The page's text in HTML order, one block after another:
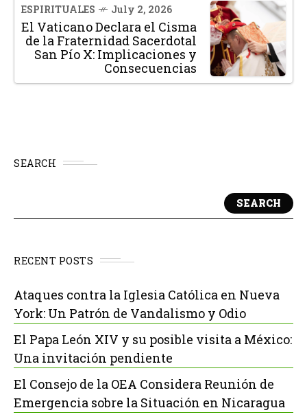
ESPIRITUALES July 2, 2026
El Vaticano Declara el Cisma
de la Fraternidad Sacerdotal
San Pío X: Implicaciones y
Consecuencias
SEARCH
SEARCH
RECENT POSTS
Ataques contra la Iglesia Católica en Nueva
York: Un Patrón de Vandalismo y Odio
El Papa León XIV y su posible visita a México:
Una invitación pendiente
El Consejo de la OEA Considera Reunión de
Emergencia sobre la Situación en Nicaragua